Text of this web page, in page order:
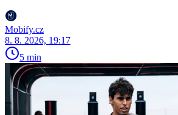
Mobify.cz
8. 8. 2026, 19:17
5 min